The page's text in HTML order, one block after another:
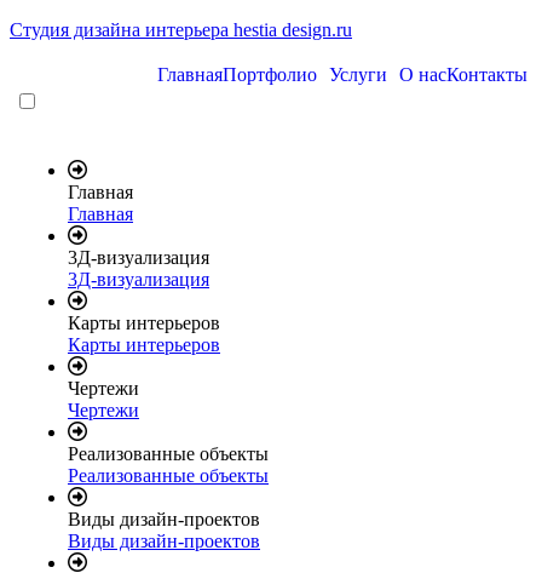
Студия дизайна интерьера hestia design.ru
ГлавнаяПортфолио Услуги О насКонтакты
Главная
Главная
3Д-визуализация
3Д-визуализация
Карты интерьеров
Карты интерьеров
Чертежи
Чертежи
Реализованные объекты
Реализованные объекты
Виды дизайн-проектов
Виды дизайн-проектов